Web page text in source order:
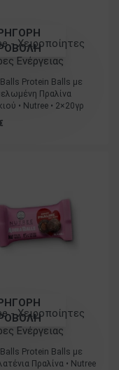
- Χειροποίητες
Ενέργειας
Protein Balls με
Πραλίνα
• Nutree • 2×20γρ
- Χειροποίητες
Ενέργειας
Protein Balls με
Πραλίνα • Nutree